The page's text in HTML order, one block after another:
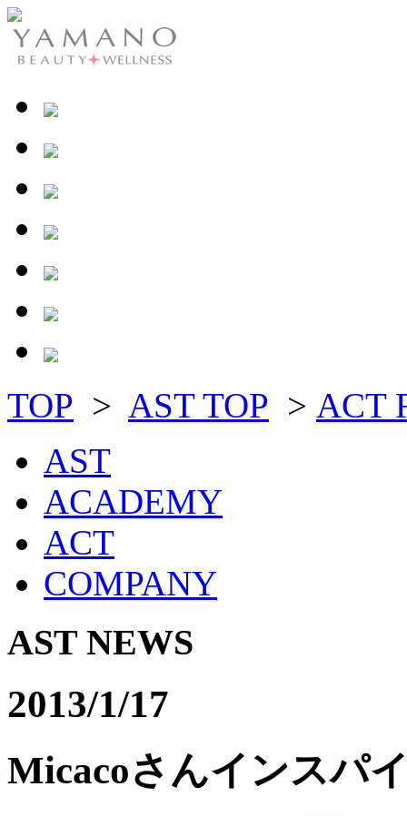
TOP > AST TOP > ACT
AST
ACADEMY
ACT
COMPANY
AST NEWS
2013/1/17
Micacoさんインスパ